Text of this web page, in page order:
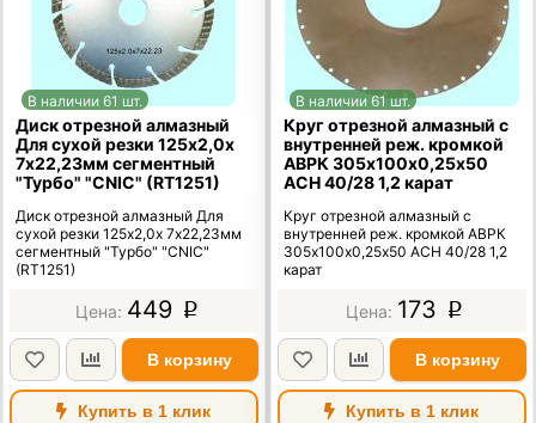
В наличии 61 шт.
Диск отрезной алмазный
Для сухой резки 125х2,0х
7х22,23мм сегментный
"Турбо" "CNIC" (RT1251)
Диск отрезной алмазный Для
сухой резки 125х2,0х 7х22,23мм
сегментный "Турбо" "CNIC"
(RT1251)
449 p
В корзину
Купить в 1 клик
В наличии 61 шт.
Круг отрезной алмазный с
внутренней реж. кромкой
АВРК 305х100х0,25х50
АСН 40/28 1,2 карат
Круг отрезной алмазный с
внутренней реж. кромкой АВРК
305х100х0,25х50 АСН 40/28 1,2
карат
173 p
В корзину
Купить в 1 клик